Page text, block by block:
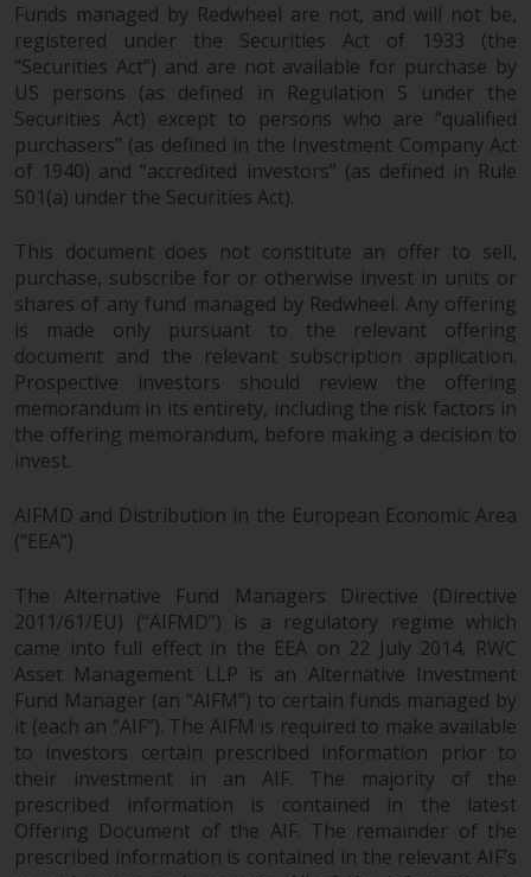
Haftung
Obwohl Redwheel bestrebt ist,
sicherzustellen, dass die
Informationen auf dieser Website
zum Zeitpunkt der
vollständig sind, übernimmt
Redwheel keine Gewaehr noch
eines ihrer verbundenen
Unternehmen die
Angemessenheit, Genauigkeit
oder Vollständigkeit dieser
Informationen und übernehmen
keine Haftung, die sich aus dem
Auslassung in, oder Verwendung
von oder Vertrauen auf die
ergibt.
Datenschutz und Privatsphäre
Soweit Informationen, die Sie
bereitstellen oder die wir von
dieser Website erhalten,
personenbezogene Daten
Funds managed by Redwheel are not, and will not be,
registered under the Securities Act of 1933 (the
“Securities Act”) and are not available for purchase by
US persons (as defined in Regulation S under the
Securities Act) except to persons who are “qualified
purchasers” (as defined in the Investment Company Act
of 1940) and “accredited investors” (as defined in Rule
501(a) under the Securities Act).
This document does not constitute an offer to sell,
purchase, subscribe for or otherwise invest in units or
shares of any fund managed by Redwheel. Any offering
is made only pursuant to the relevant offering
document and the relevant subscription application.
Prospective investors should review the offering
memorandum in its entirety, including the risk factors in
the offering memorandum, before making a decision to
invest.
AIFMD and Distribution in the European Economic Area
(“EEA”)
The Alternative Fund Managers Directive (Directive
2011/61/EU) (“AIFMD”) is a regulatory regime which
came into full effect in the EEA on 22 July 2014. RWC
Asset Management LLP is an Alternative Investment
Fund Manager (an “AIFM”) to certain funds managed by
it (each an “AIF”). The AIFM is required to make available
to investors certain prescribed information prior to
their investment in an AIF. The majority of the
prescribed information is contained in the latest
Offering Document of the AIF. The remainder of the
prescribed information is contained in the relevant AIF’s